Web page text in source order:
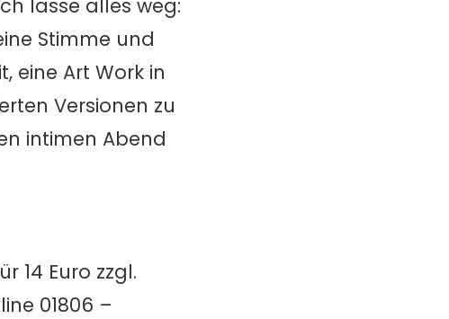
lasse alles weg:
Stimme und
eine Art Work in
Versionen zu
intimen Abend
14 Euro zzgl.
01806 –